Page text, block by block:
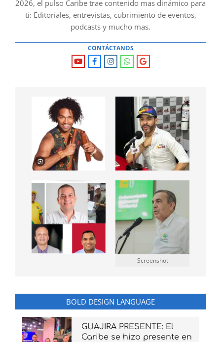
2026, el pulso Caribe trae contenido mas dinámico para
ti: Editoriales, entrevistas, cubrimiento de eventos,
podcasts y mucho mas.
CONTÁCTANOS
Screenshot
BOLD DESIGN LANGUAGE
GUAJIRA PRESENTE: El
Caribe se hizo presente en